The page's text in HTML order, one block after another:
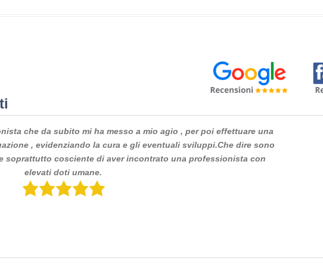
ho mai trovato tanta professionalità, unitamente a conoscenza di settore ma
tante doti relazionali e comunicative per noi uomini! Grazie Dott. GALLO